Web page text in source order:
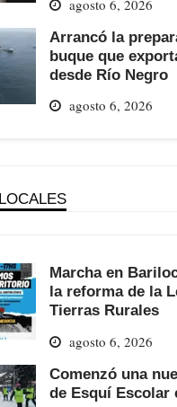
agosto 6, 2026
Arrancó la
buque que
desde Río Negro
agosto 6, 2026
Marcha en
la reforma de la
Tierras Rurales
agosto 6, 2026
Comenzó una
de Esquí Escolar